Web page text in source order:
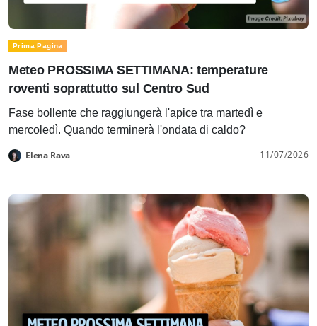
Prima Pagina
Meteo PROSSIMA SETTIMANA: temperature
roventi soprattutto sul Centro Sud
Fase bollente che raggiungerà l'apice tra martedì e
mercoledì. Quando terminerà l'ondata di caldo?
Elena Rava 11/07/2026